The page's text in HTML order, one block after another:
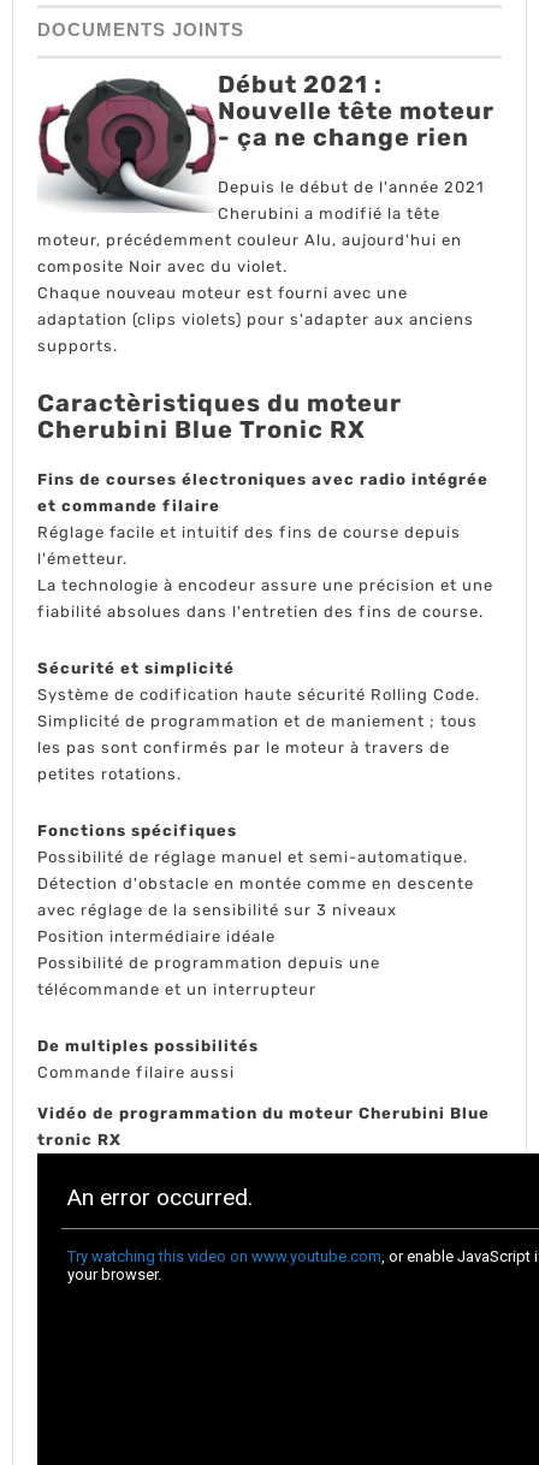
DOCUMENTS JOINTS
Début 2021 :
Nouvelle tête moteur
- ça ne change rien
Depuis le début de l'année 2021
Cherubini a modifié la tête
moteur, précédemment couleur Alu, aujourd'hui en
composite Noir avec du violet.
Chaque nouveau moteur est fourni avec une
adaptation (clips violets) pour s'adapter aux anciens
supports.
Caractèristiques du moteur
Cherubini Blue Tronic RX
Fins de courses électroniques avec radio intégrée
et commande filaire
Réglage facile et intuitif des fins de course depuis
l'émetteur.
La technologie à encodeur assure une précision et une
fiabilité absolues dans l'entretien des fins de course.
Sécurité et simplicité
Système de codification haute sécurité Rolling Code.
Simplicité de programmation et de maniement ; tous
les pas sont confirmés par le moteur à travers de
petites rotations.
Fonctions spécifiques
Possibilité de réglage manuel et semi-automatique.
Détection d'obstacle en montée comme en descente
avec réglage de la sensibilité sur 3 niveaux
Position intermédiaire idéale
Possibilité de programmation depuis une
télécommande et un interrupteur
De multiples possibilités
Commande filaire aussi
Vidéo de programmation du moteur Cherubini Blue
tronic RX